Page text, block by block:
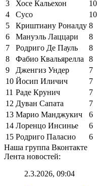
3
Хосе Кальехон
10
4
Сусо
10
5
Криштиану Роналду 8
6
Мануэль Лаццари
8
7
Родриго Де Пауль
8
8
Фабио Квальярелла
8
9
Дженгиз Ундер
7
10 Йосип Иличич
7
11 Раде Крунич
7
12 Дуван Сапата
7
13 Марио Манджукич
6
14 Лоренцо Инсинье
6
15 Родриго Паласио
6
Наша группа Вконтакте
Лента новостей:
2.3.2026, 09:04